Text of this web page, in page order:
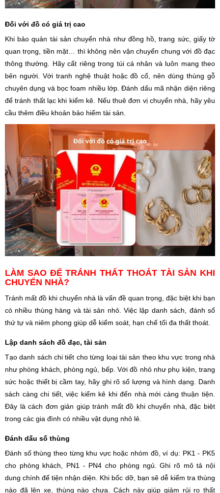
Đối với đồ có giá trị cao
Khi bảo quản tài sản chuyển nhà như đồng hồ, trang sức, giấy tờ
quan trọng, tiền mặt… thì không nên vận chuyển chung với đồ đạc
thông thường. Hãy cất riêng trong túi cá nhân và luôn mang theo
bên người. Với tranh nghệ thuật hoặc đồ cổ, nên dùng thùng gỗ
chuyên dụng và bọc foam nhiều lớp. Đánh dấu mã nhận diện riêng
để tránh thất lạc khi kiểm kê. Nếu thuê đơn vị chuyển nhà, hãy yêu
cầu thêm điều khoản bảo hiểm tài sản.
LÀM SAO ĐỂ TRÁNH THẤT THOÁT TÀI SẢN KHI
CHUYỂN NHÀ?
Tránh mất đồ khi chuyển nhà là vấn đề quan trọng, đặc biệt khi bạn
có nhiều thùng hàng và tài sản nhỏ. Việc lập danh sách, đánh số
thứ tự và niêm phong giúp dễ kiểm soát, hạn chế tối đa thất thoát.
Lập danh sách đồ đạc, tài sản
Tạo danh sách chi tiết cho từng loại tài sản theo khu vực trong nhà
như phòng khách, phòng ngủ, bếp. Với đồ nhỏ như phụ kiện, trang
sức hoặc thiết bị cầm tay, hãy ghi rõ số lượng và hình dạng. Danh
sách càng chi tiết, việc kiểm kê khi đến nhà mới càng thuận tiện.
Đây là cách đơn giản giúp tránh mất đồ khi chuyển nhà, đặc biệt
trong các gia đình có nhiều vật dụng nhỏ lẻ.
Đánh dấu số thùng
Đánh số thùng theo từng khu vực hoặc nhóm đồ, ví dụ: PK1 - PK5
cho phòng khách, PN1 - PN4 cho phòng ngủ. Ghi rõ mô tả nội
dung chính để tiện nhận diện. Khi bốc dỡ, bạn sẽ dễ kiểm tra thùng
nào đã lên xe, thùng nào chưa. Cách này giúp giảm rủi ro thất